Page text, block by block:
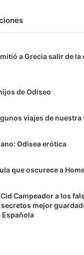
a Grecia salir de la
de Odiseo
viajes de nuestra
Odisea erótica
que oscurece a
Campeador a los
mejor
Española